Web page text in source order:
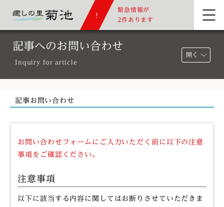
緊急情報が
2件あります
記事へのお問い合わせ
Inquiry for article
開く
記事お問い合わせ
お問い合わせフォームにご入力いただく前に以下の注意
事項をご確認ください。
注意事項
以下に該当する内容に関してはお断りさせていただきま